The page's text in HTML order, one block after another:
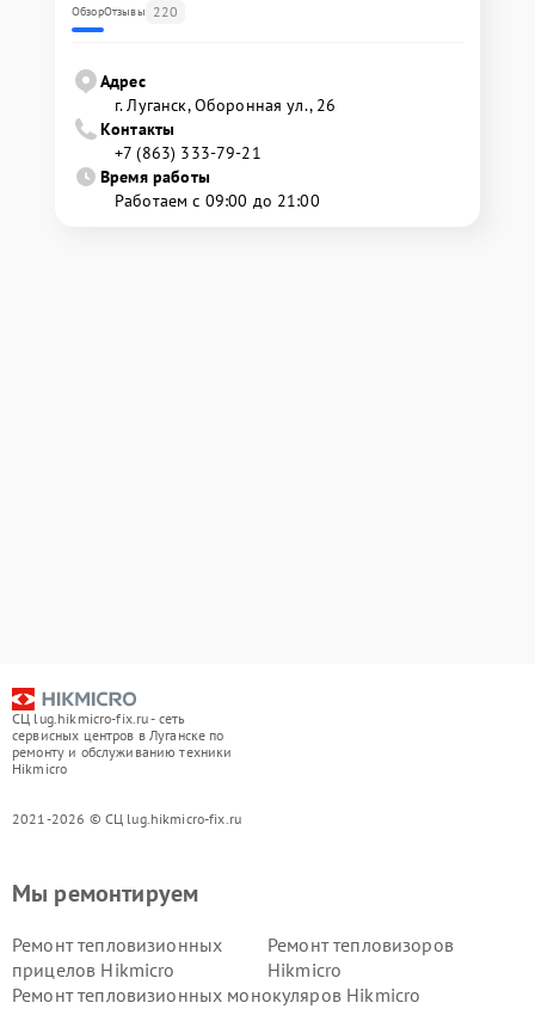
ОбзорОтзывы 220
Адрес
г. Луганск, Оборонная ул., 26
Контакты
+7 (863) 333-79-21
Время работы
Работаем с 09:00 до 21:00
СЦ lug.hikmicro-fix.ru - сеть
сервисных центров в Луганске по
ремонту и обслуживанию техники
Hikmicro
2021-2026 © СЦ lug.hikmicro-fix.ru
Мы ремонтируем
Ремонт тепловизионных
прицелов Hikmicro
Ремонт тепловизоров
Hikmicro
Ремонт тепловизионных монокуляров Hikmicro